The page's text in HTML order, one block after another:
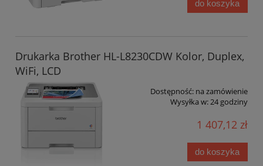
do koszyka
Drukarka Brother HL-L8230CDW Kolor, Duplex,
WiFi, LCD
Dostępność: na zamówienie
Wysyłka w:24 godziny
1 407,12 zł
do koszyka